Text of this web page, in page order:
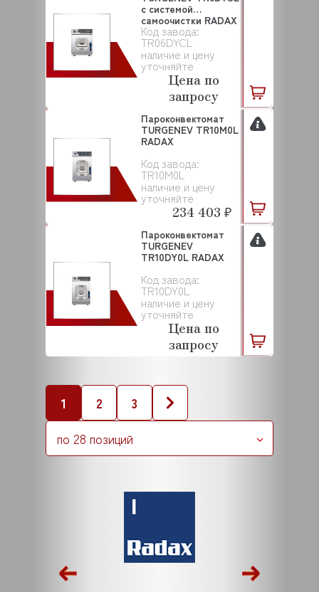
Код завода:
TR06DYCL
наличие и цену
уточняйте
с системой
самоочистки RADAX
Цена по
запросу
Код завода:
TR10M0L
наличие и цену
уточняйте
Пароконвектомат
TURGENEV TR10M0L
RADAX
234 403 ₽
Код завода:
TR10DY0L
наличие и цену
уточняйте
Пароконвектомат
TURGENEV
TR10DY0L RADAX
Цена по
запросу
1 2
3
по 28 позиций